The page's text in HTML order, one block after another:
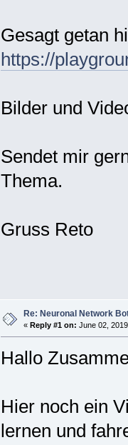
Gesagt getan
https://
Bilder und
Sendet mir
Thema.
Gruss Reto
Re: Neuronal Network
« Reply #1 on: June 02,
Hallo
Hier noch ein
lernen und